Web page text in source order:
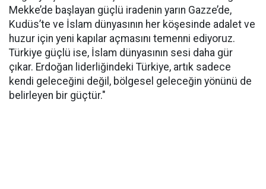
Mekke’de başlayan güçlü iradenin yarın Gazze’de,
Kudüs’te ve İslam dünyasının her köşesinde adalet ve
huzur için yeni kapılar açmasını temenni ediyoruz.
Türkiye güçlü ise, İslam dünyasının sesi daha gür
çıkar. Erdoğan liderliğindeki Türkiye, artık sadece
kendi geleceğini değil, bölgesel geleceğin yönünü de
belirleyen bir güçtür."